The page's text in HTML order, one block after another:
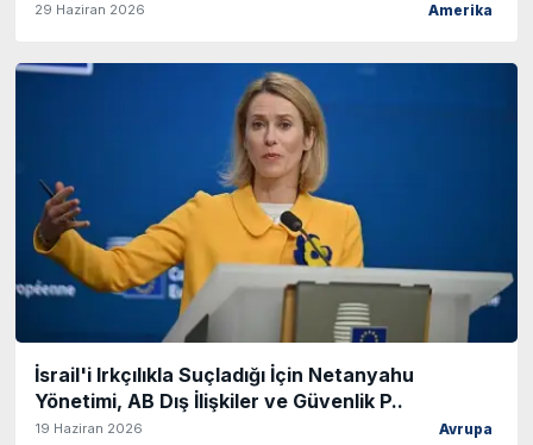
29 Haziran 2026 Amerika
İsrail'i Irkçılıkla Suçladığı İçin Netanyahu
Yönetimi, AB Dış İlişkiler ve Güvenlik P..
19 Haziran 2026 Avrupa